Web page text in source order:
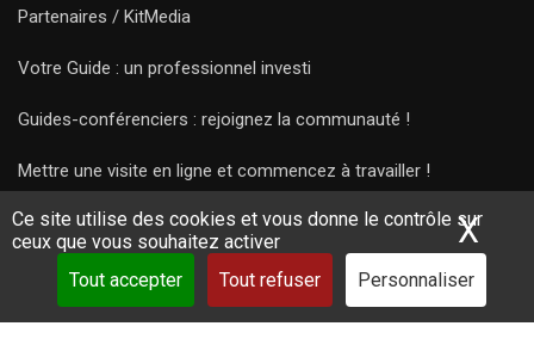
Ce site utilise des cookies et vous donne le contrôle sur
ceux que vous souhaitez activer
Tout accepter
Tout refuser Personnaliser
X
Partenaires / KitMedia
Votre Guide : un professionnel investi
Guides-conférenciers : rejoignez la communauté !
Mettre une visite en ligne et commencez à travailler !